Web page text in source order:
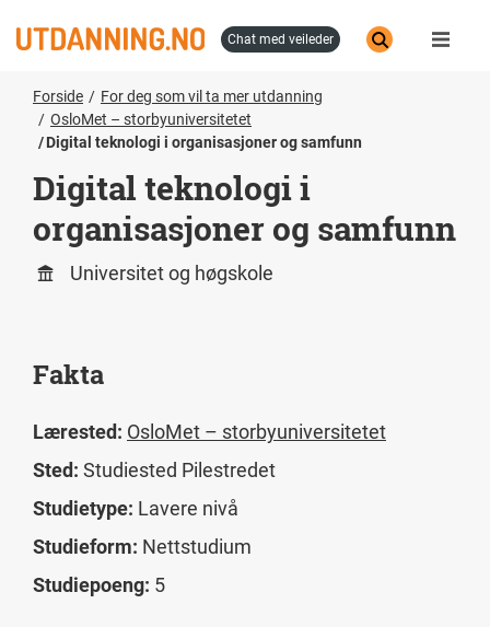
til
chat med veileder
Forside
For deg som vil ta mer utdanning
OsloMet – storbyuniversitetet
Digital teknologi i organisasjoner og samfunn
Digital teknologi i
organisasjoner og samfunn
Universitet og høgskole
Fakta
Lærested: OsloMet – storbyuniversitetet
Sted: Studiested Pilestredet
Studietype: Lavere nivå
Studieform: Nettstudium
Studiepoeng: 5